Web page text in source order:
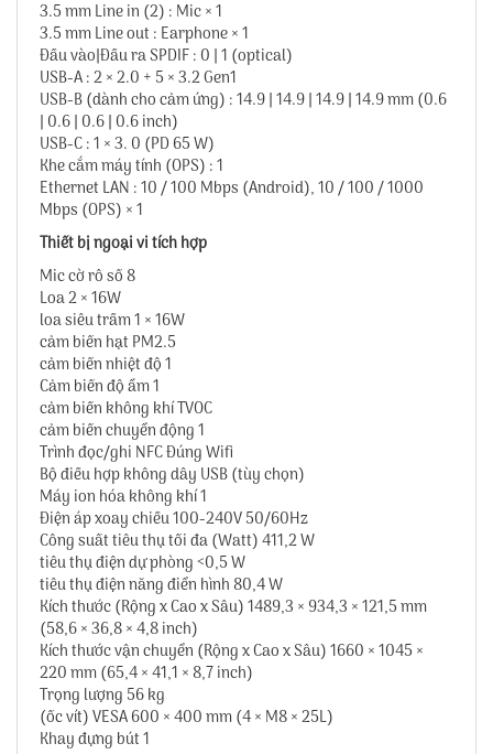
3.5 mm Line in (2) : Mic × 1
3.5 mm Line out : Earphone × 1
Đầu vào|Đầu ra SPDIF : 0 | 1 (optical)
USB-A : 2 × 2.0 + 5 × 3.2 Gen1
USB-B (dành cho cảm ứng) : 14.9 | 14.9 | 14.9 | 14.9 mm (0.6
| 0.6 | 0.6 | 0.6 inch)
USB-C : 1 × 3. 0 (PD 65 W)
Khe cắm máy tính (OPS) : 1
Ethernet LAN : 10 / 100 Mbps (Android), 10 / 100 / 1000
Mbps (OPS) × 1
Thiết bị ngoại vi tích hợp
Mic cờ rô số 8
Loa 2 × 16W
loa siêu trầm 1 × 16W
cảm biến hạt PM2.5
cảm biến nhiệt độ 1
Cảm biến độ ẩm 1
cảm biến không khí TVOC
cảm biến chuyển động 1
Trình đọc/ghi NFC Đúng Wifi
Bộ điều hợp không dây USB (tùy chọn)
Máy ion hóa không khí 1
Điện áp xoay chiều 100-240V 50/60Hz
Công suất tiêu thụ tối đa (Watt) 411,2 W
tiêu thụ điện dự phòng <0,5 W
tiêu thụ điện năng điển hình 80,4 W
Kích thước (Rộng x Cao x Sâu) 1489,3 × 934,3 × 121,5 mm
(58,6 × 36,8 × 4,8 inch)
Kích thước vận chuyển (Rộng x Cao x Sâu) 1660 × 1045 ×
220 mm (65,4 × 41,1 × 8,7 inch)
Trọng lượng 56 kg
(ốc vít) VESA 600 × 400 mm (4 × M8 × 25L)
Khay đựng bút 1